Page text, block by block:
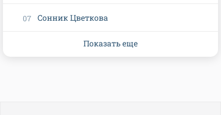
Сонник Цветкова
Показать еще